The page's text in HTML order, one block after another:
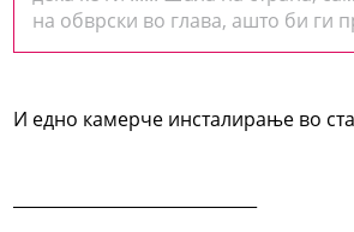
на обврски во глава, ашто би ги
И едно камерче инсталирање во